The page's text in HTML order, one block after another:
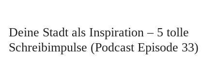
Deine Stadt als Inspiration – 5 tolle
Schreibimpulse (Podcast Episode 33)